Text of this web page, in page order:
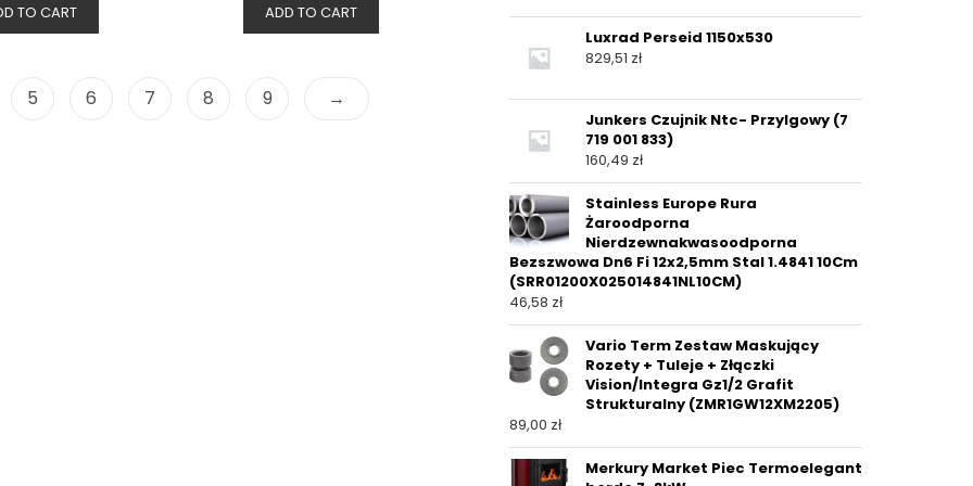
TO CART ADD TO CART
5 6 7 8 9 →
Luxrad Perseid 1150x530
829,51 zł
Junkers Czujnik Ntc- Przylgowy (7
719 001 833)
160,49 zł
Stainless Europe Rura
Żaroodporna
Nierdzewnakwasoodporna
Bezszwowa Dn6 Fi 12x2,5mm Stal 1.4841 10Cm
(SRR01200X025014841NL10CM)
46,58 zł
Vario Term Zestaw Maskujący
Rozety + Tuleje + Złączki
Vision/Integra Gz1/2 Grafit
Strukturalny (ZMR1GW12XM2205)
89,00 zł
Merkury Market Piec Termoelegant